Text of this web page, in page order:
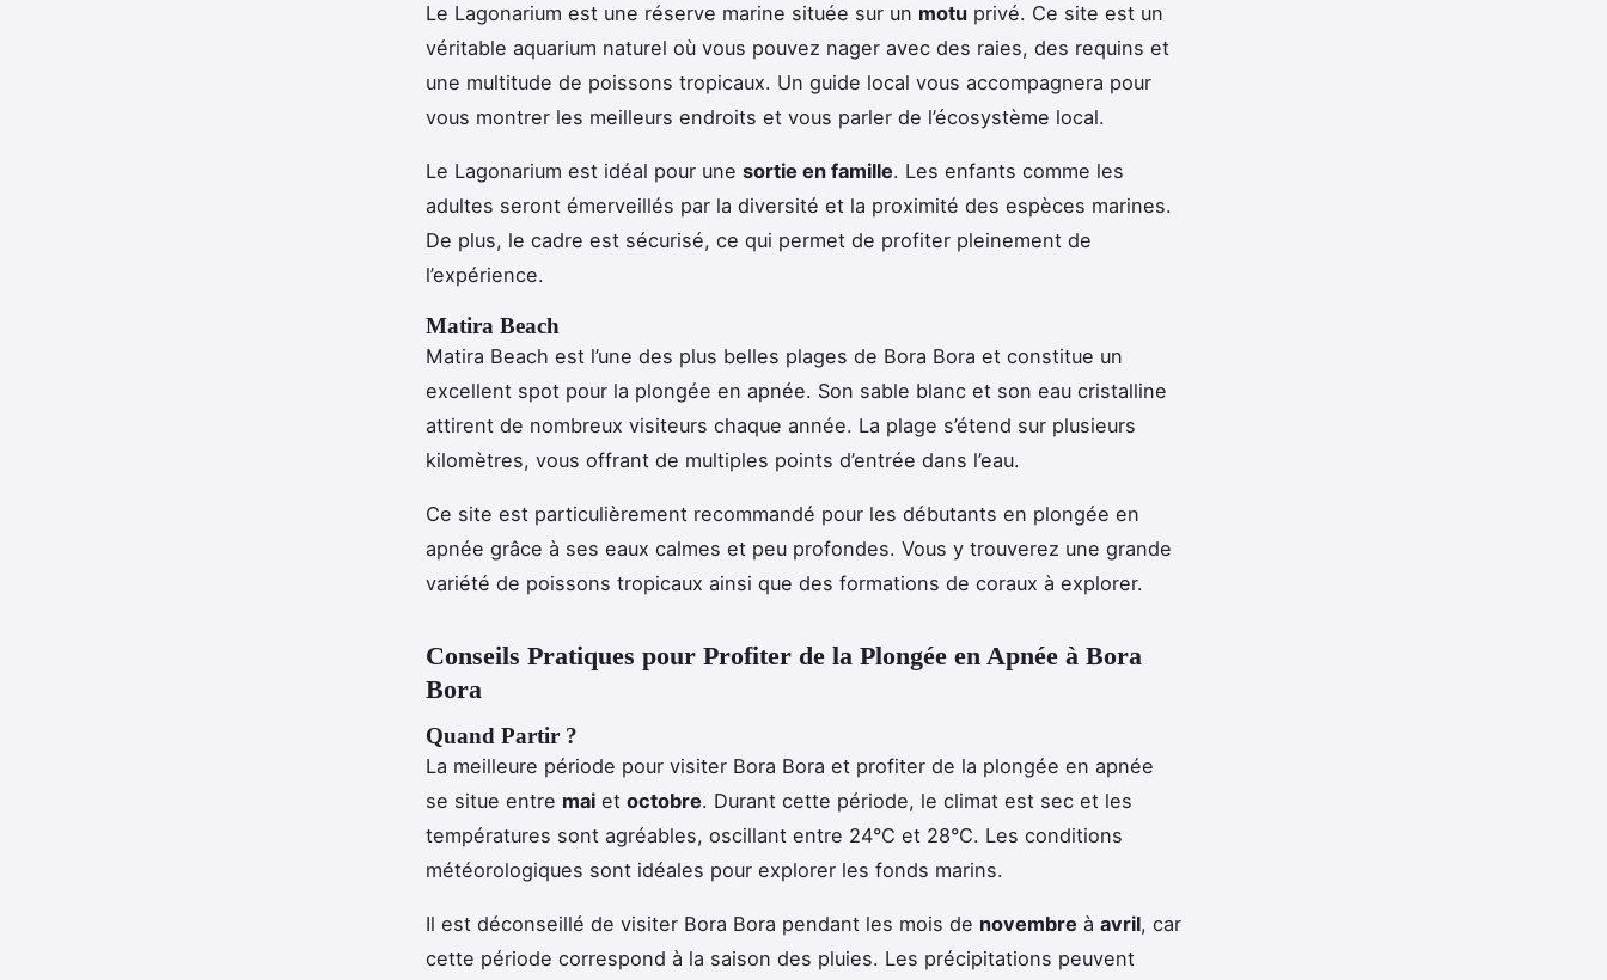
Le Lagonarium est une réserve marine située sur un motu privé. Ce site est un
véritable aquarium naturel où vous pouvez nager avec des raies, des requins et
une multitude de poissons tropicaux. Un guide local vous accompagnera pour
vous montrer les meilleurs endroits et vous parler de l’écosystème local.
Le Lagonarium est idéal pour une sortie en famille. Les enfants comme les
adultes seront émerveillés par la diversité et la proximité des espèces marines.
De plus, le cadre est sécurisé, ce qui permet de profiter pleinement de
l’expérience.
Matira Beach
Matira Beach est l’une des plus belles plages de Bora Bora et constitue un
excellent spot pour la plongée en apnée. Son sable blanc et son eau cristalline
attirent de nombreux visiteurs chaque année. La plage s’étend sur plusieurs
kilomètres, vous offrant de multiples points d’entrée dans l’eau.
Ce site est particulièrement recommandé pour les débutants en plongée en
apnée grâce à ses eaux calmes et peu profondes. Vous y trouverez une grande
variété de poissons tropicaux ainsi que des formations de coraux à explorer.
Conseils Pratiques pour Profiter de la Plongée en Apnée à Bora
Bora
Quand Partir ?
La meilleure période pour visiter Bora Bora et profiter de la plongée en apnée
se situe entre mai et octobre. Durant cette période, le climat est sec et les
températures sont agréables, oscillant entre 24°C et 28°C. Les conditions
météorologiques sont idéales pour explorer les fonds marins.
Il est déconseillé de visiter Bora Bora pendant les mois de novembre à avril, car
cette période correspond à la saison des pluies. Les précipitations peuvent